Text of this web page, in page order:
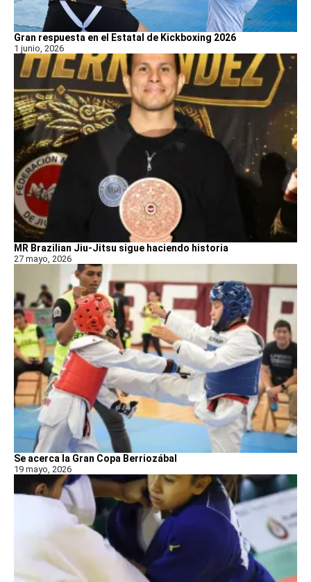
Gran respuesta en el Estatal de Kickboxing 2026
1 junio, 2026
MR Brazilian Jiu-Jitsu sigue haciendo historia
27 mayo, 2026
Se acerca la Gran Copa Berriozábal
19 mayo, 2026